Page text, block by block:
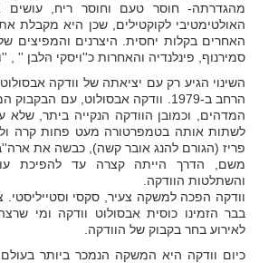
מהגדרתה- חוסר טעם וחוסר ריח, עושים
האולטימטיבי לקוקטילים, שכן היא מקבלת
האחרים בקלות יחסית. היצרנים והמפיצים
סמירנוף, פינלנדיה והאחרות כ''ויסקי הלבן '' ,
השינוי הגיע רק עם יציאתה של וודקה
הרחב ב-1979. וודקה אבסולוט, עם
המדהים, וכמובן הוודקה הנקייה ביתר, שלא
לשתות אותה בטמפרטורה מעט פחות קרה
פריז (הגורם להנג אובר קשה), כבשה את
משם, הדרך הייתה קצרה עד להפיכת
והשתלטות הוודקה.
וודקה הפכה למשקה צעיר, סקסי וסטייליסטי.
בבר הזמינו כוסית אבסולוט וודקה ומי
לאירוע בחר בקבוק של הוודקה.
כיום וודקה היא המשקה הנמכר ביותר